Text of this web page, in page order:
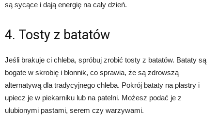
są sycące i dają energię na cały dzień.
4. Tosty z batatów
Jeśli brakuje ci chleba, spróbuj zrobić tosty z batatów. Bataty są
bogate w skrobię i błonnik, co sprawia, że są zdrowszą
alternatywą dla tradycyjnego chleba. Pokrój bataty na plastry i
upiecz je w piekarniku lub na patelni. Możesz podać je z
ulubionymi pastami, serem czy warzywami.